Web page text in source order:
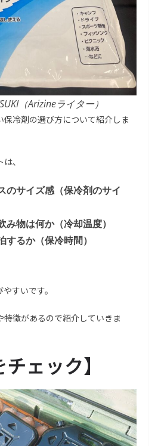
（Arizineライター）
冷剤の選び方について紹介しま
、
のサイズ感（保冷剤のサイ
み物は何か（冷却温度）
するか（保冷時間）
すいです。
徴があるので紹介していきま
チェック】